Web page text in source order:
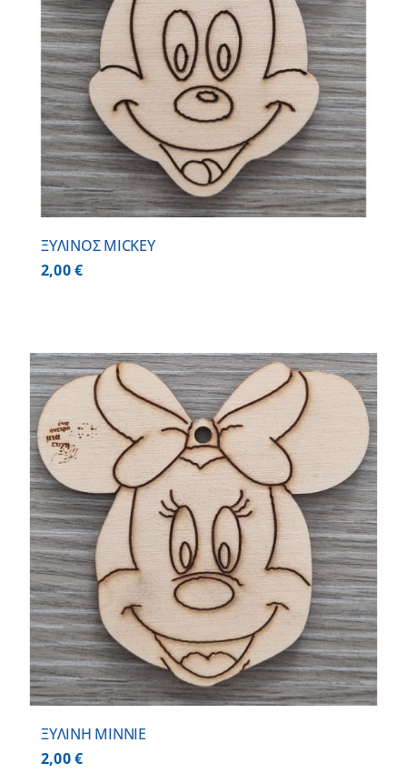
ΞΥΛΙΝΟΣ MICKEY
2,00€
ΞΥΛΙΝΗ MINNIE
2,00€